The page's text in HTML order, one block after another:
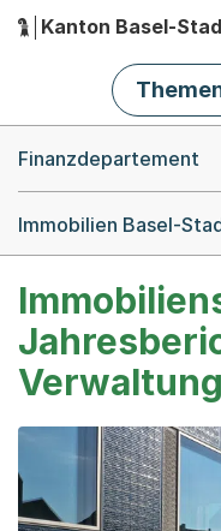
Hauptnavigation
Kanton Basel-
Finanzdepartement
Immobilien Basel-